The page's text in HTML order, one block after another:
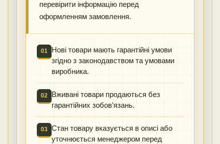
перевірити інформацію перед
оформленням замовлення.
01
Нові товари мають гарантійні умови
згідно з законодавством та умовами
виробника.
02
Вживані товари продаються без
гарантійних зобов’язань.
03 Стан товару вказується в описі або
уточнюється менеджером перед